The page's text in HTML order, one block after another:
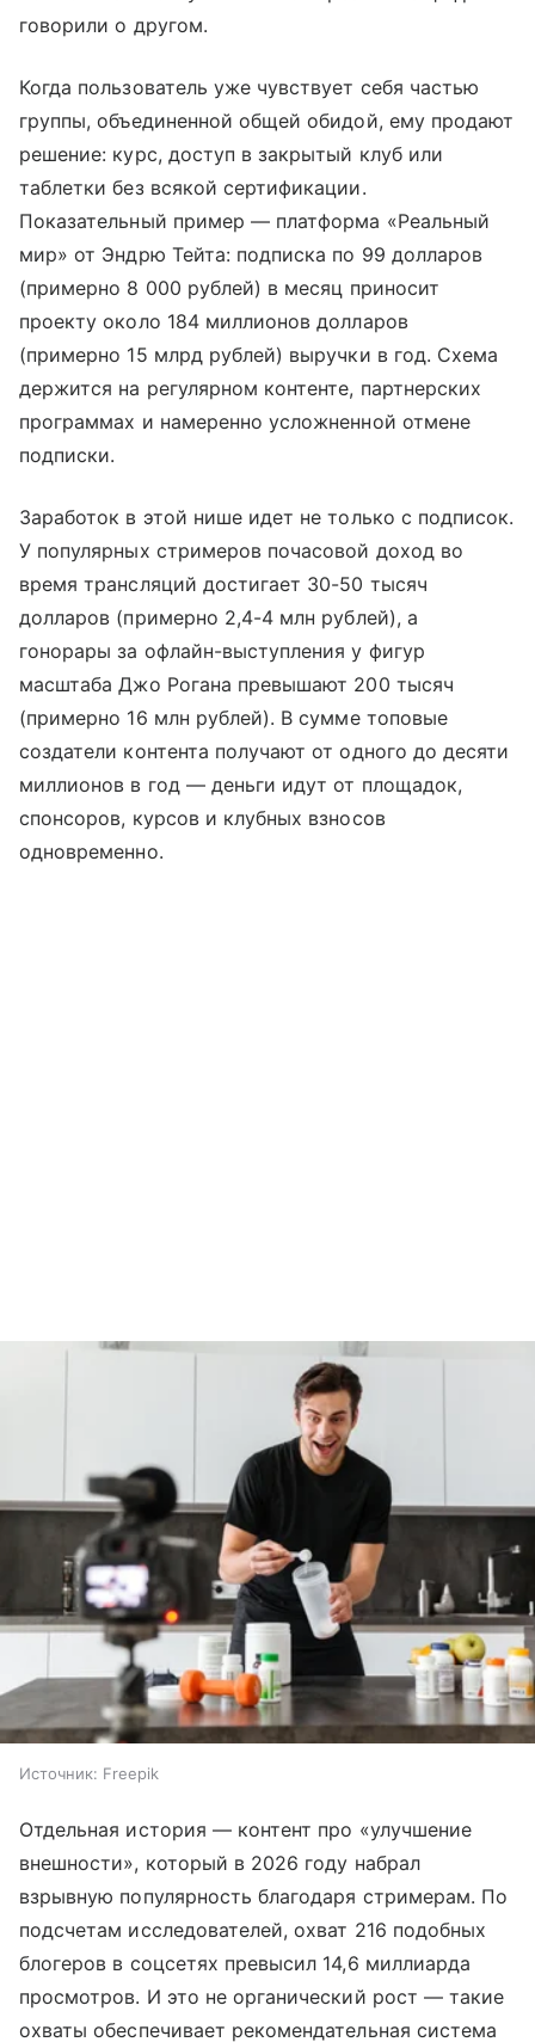
говорили о другом.
Когда пользователь уже чувствует себя частью
группы, объединенной общей обидой, ему продают
решение: курс, доступ в закрытый клуб или
таблетки без всякой сертификации.
Показательный пример — платформа «Реальный
мир» от Эндрю Тейта: подписка по 99 долларов
(примерно 8 000 рублей) в месяц приносит
проекту около 184 миллионов долларов
(примерно 15 млрд рублей) выручки в год. Схема
держится на регулярном контенте, партнерских
программах и намеренно усложненной отмене
подписки.
Заработок в этой нише идет не только с подписок.
У популярных стримеров почасовой доход во
время трансляций достигает 30-50 тысяч
долларов (примерно 2,4-4 млн рублей), а
гонорары за офлайн-выступления у фигур
масштаба Джо Рогана превышают 200 тысяч
(примерно 16 млн рублей). В сумме топовые
создатели контента получают от одного до десяти
миллионов в год — деньги идут от площадок,
спонсоров, курсов и клубных взносов
одновременно.
Источник: Freepik
Отдельная история — контент про «улучшение
внешности», который в 2026 году набрал
взрывную популярность благодаря стримерам. По
подсчетам исследователей, охват 216 подобных
блогеров в соцсетях превысил 14,6 миллиарда
просмотров. И это не органический рост — такие
охваты обеспечивает рекомендательная система